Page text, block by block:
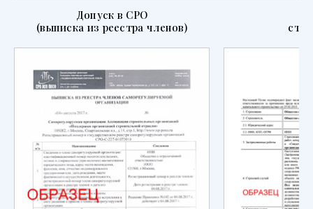
Допуск в СРО
(выписка из реестра членов)